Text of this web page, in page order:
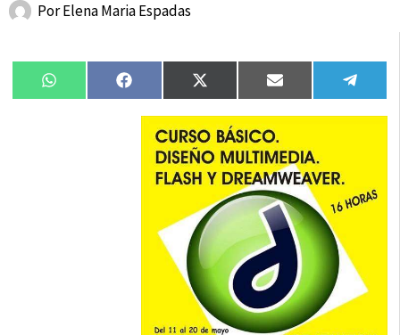
PorElena Maria Espadas
Compartir
en
WhatsAppCompartir
en
FacebookCompartir
en
X
(Twitter)
Compartir
en
Email
en